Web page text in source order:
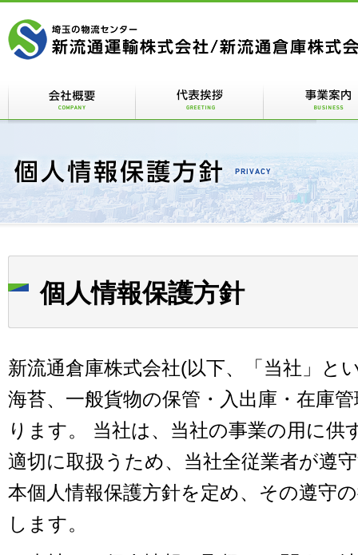
個人情報保護方針
新流通倉庫株式会社(以下、「当社」と
海苔、一般貨物の保管・入出庫・在庫
ります。 当社は、当社の事業の用に供
適切に取扱うため、当社全従業者が遵
本個人情報保護方針を定め、その遵守
します。